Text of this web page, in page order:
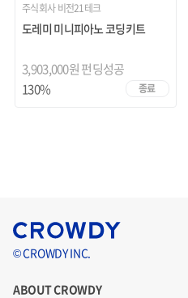
주식회사 비전21테크
도레미 미니피아노 코딩키트
3,903,000원 펀딩성공
종료
130%
© CROWDY INC.
ABOUT CROWDY